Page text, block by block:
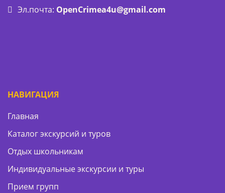
Эл.почта: OpenCrimea4u@gmail.com
НАВИГАЦИЯ
Главная
Каталог экскурсий и туров
Отдых школьникам
Индивидуальные экскурсии и туры
Прием групп